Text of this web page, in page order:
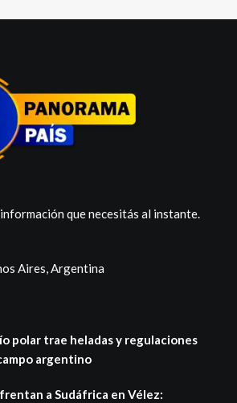
que necesitás al instante.
Aires, Argentina
polar trae heladas y regulaciones
argentino
a Sudáfrica en Vélez: